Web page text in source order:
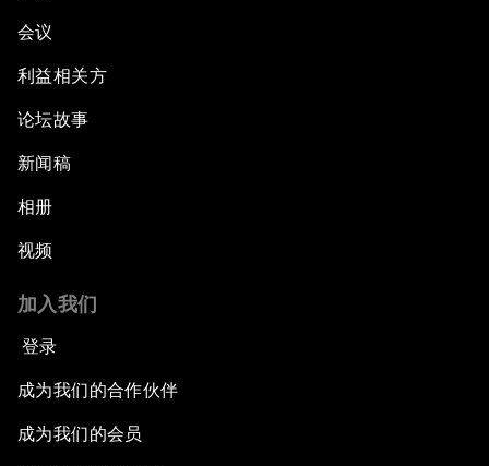
会议
利益相关方
论坛故事
新闻稿
相册
视频
加入我们
登录
成为我们的合作伙伴
成为我们的会员